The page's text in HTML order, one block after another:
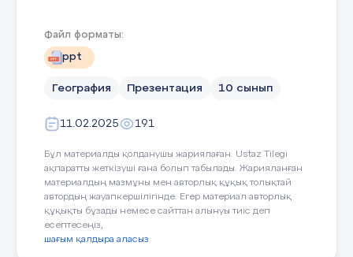
Дүниежүзілік шаруашылықтың құрамы Жеті
аймақ Солтүстік Америка Латын Америкасы
ТМД Еуропа мен Азия Аймақша Мыс: Еуропа
Шығыс Еуропа, Батыс Еуропа Солтүстік, Орта
4 слайд
Файл форматы:
ppt
География Презентация 10 сынып
11.02.2025 191
Бұл материалды қолданушы жариялаған. Ustaz Tilegi
ақпаратты жеткізуші ғана болып табылады. Жарияланған
материалдың мазмұны мен авторлық құқық толықтай
автордың жауапкершілігінде. Егер материал авторлық
құқықты бұзады немесе сайттан алынуы тиіс деп
есептесеңіз,
шағым қалдыра аласыз